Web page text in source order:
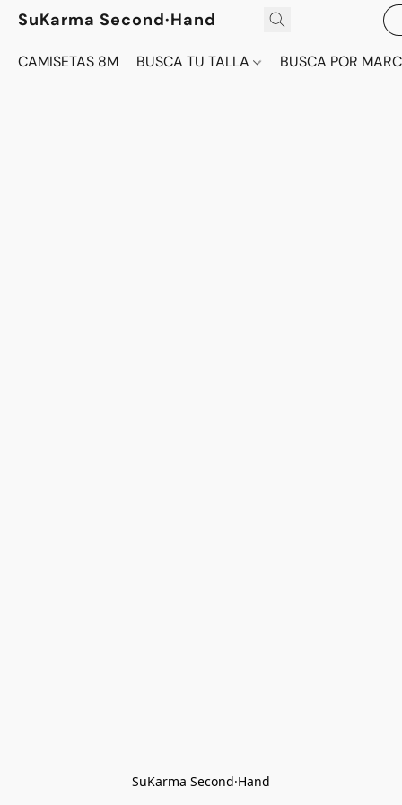
SuKarma Second·Hand
CAMISETAS 8M BUSCA TU TALLA BUSCA POR
SuKarma Second·Hand